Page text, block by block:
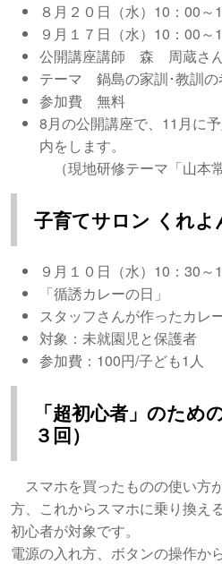
８月２０日（水）10：00～
９月１７日（水）10：00～
公開講座講師 森 周蔵さ
テーマ 鍋島の家訓･教訓の
参加費 無料
8月の公開講座で、11月に
内をします。
（現地研修テーマ「山本
子育てサロン くれよ
９月１０日（水）10：30～
「循誘カレーの日」
スタッフさんが作ったカレ
対象：未就園児と保護者
参加費：100円/子ども1人
「超初心者」のため
３回）
スマホを買ったものの使い方
方、これからスマホに乗り換え
初心者が対象です。
電源の入れ方、ボタンの操作か